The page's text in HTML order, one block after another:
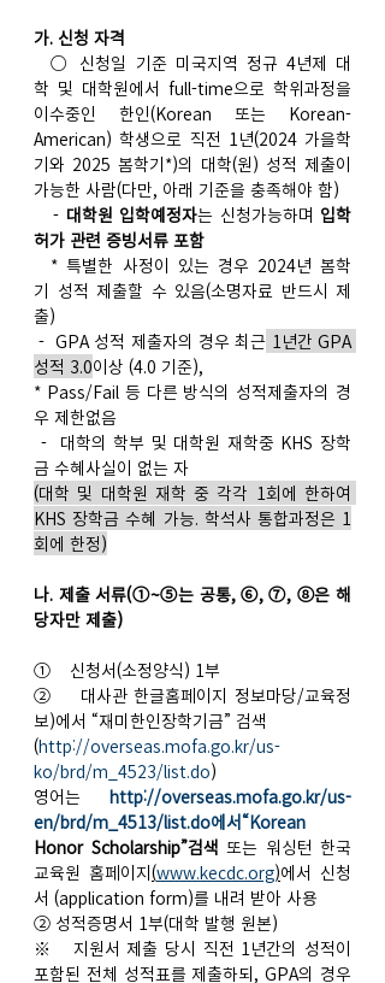
가. 신청 자격
○ 신청일 기준 미국지역 정규 4년제 대
학 및 대학원에서 full-time으로 학위과정을
이수중인 한인(Korean 또는 Korean-
American) 학생으로 직전 1년(2024 가을학
기와 2025 봄학기*)의 대학(원) 성적 제출이
가능한 사람(다만, 아래 기준을 충족해야 함)
- 대학원 입학예정자는 신청가능하며 입학
허가 관련 증빙서류 포함
* 특별한 사정이 있는 경우 2024년 봄학
기 성적 제출할 수 있음(소명자료 반드시 제
출)
-  GPA 성적 제출자의 경우 최근 1년간 GPA
성적 3.0이상 (4.0 기준),
* Pass/Fail 등 다른 방식의 성적제출자의 경
우 제한없음
-  대학의 학부 및 대학원 재학중 KHS 장학
금 수혜사실이 없는 자
(대학 및 대학원 재학 중 각각 1회에 한하여
KHS 장학금 수혜 가능. 학석사 통합과정은 1
회에 한정)
나. 제출 서류(①~⑤는 공통, ⑥, ⑦, ⑧은 해
당자만 제출)
①    신청서(소정양식) 1부
②    대사관 한글홈페이지 정보마당/교육정
보)에서 “재미한인장학기금” 검색
(http://overseas.mofa.go.kr/us-
ko/brd/m_4523/list.do)
영어는 http://overseas.mofa.go.kr/us-
en/brd/m_4513/list.do에서“Korean
Honor Scholarship”검색 또는 워싱턴 한국
교육원 홈페이지(www.kecdc.org)에서 신청
서 (application form)를 내려 받아 사용
② 성적증명서 1부(대학 발행 원본)
※   지원서 제출 당시 직전 1년간의 성적이
포함된 전체 성적표를 제출하되, GPA의 경우